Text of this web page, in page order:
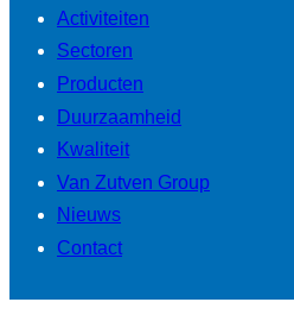
Activiteiten
Sectoren
Producten
Duurzaamheid
Kwaliteit
Van Zutven Group
Nieuws
Contact